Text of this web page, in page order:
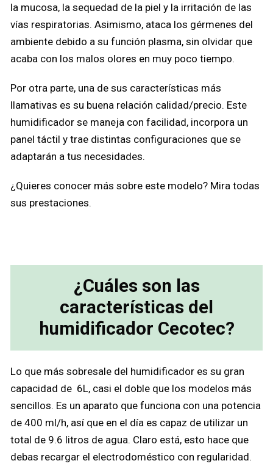
la mucosa, la sequedad de la piel y la irritación de las
vías respiratorias. Asimismo, ataca los gérmenes del
ambiente debido a su función plasma, sin olvidar que
acaba con los malos olores en muy poco tiempo.
Por otra parte, una de sus características más
llamativas es su buena relación calidad/precio. Este
humidificador se maneja con facilidad, incorpora un
panel táctil y trae distintas configuraciones que se
adaptarán a tus necesidades.
¿Quieres conocer más sobre este modelo? Mira todas
sus prestaciones.
¿Cuáles son las
características del
humidificador Cecotec?
Lo que más sobresale del humidificador es su gran
capacidad de 6L, casi el doble que los modelos más
sencillos. Es un aparato que funciona con una potencia
de 400 ml/h, así que en el día es capaz de utilizar un
total de 9.6 litros de agua. Claro está, esto hace que
debas recargar el electrodoméstico con regularidad.